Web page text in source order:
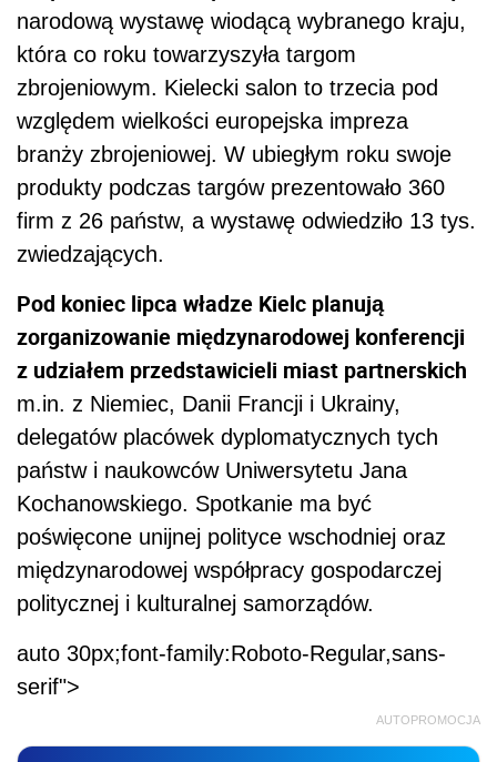
narodową wystawę wiodącą wybranego kraju,
która co roku towarzyszyła targom
zbrojeniowym. Kielecki salon to trzecia pod
względem wielkości europejska impreza
branży zbrojeniowej. W ubiegłym roku swoje
produkty podczas targów prezentowało 360
firm z 26 państw, a wystawę odwiedziło 13 tys.
zwiedzających.
Pod koniec lipca władze Kielc planują
zorganizowanie międzynarodowej konferencji
z udziałem przedstawicieli miast partnerskich
m.in. z Niemiec, Danii Francji i Ukrainy,
delegatów placówek dyplomatycznych tych
państw i naukowców Uniwersytetu Jana
Kochanowskiego. Spotkanie ma być
poświęcone unijnej polityce wschodniej oraz
międzynarodowej współpracy gospodarczej
politycznej i kulturalnej samorządów.
auto 30px;font-family:Roboto-Regular,sans-
serif">
AUTOPROMOCJA